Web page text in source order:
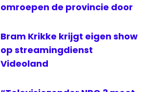
omroepen de provincie door
Bram Krikke krijgt eigen show
op streamingdienst
Videoland